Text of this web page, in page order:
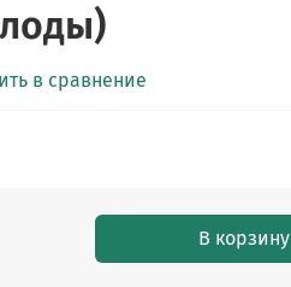
в сравнение
В корзину